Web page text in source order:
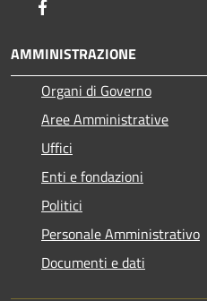
AMMINISTRAZIONE
Organi di Governo
Aree Amministrative
Uffici
Enti e fondazioni
Politici
Personale Amministrativo
Documenti e dati